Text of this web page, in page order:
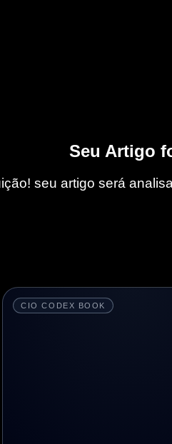
Seu Artigo
seu artigo será
CIO CODEX BOOK